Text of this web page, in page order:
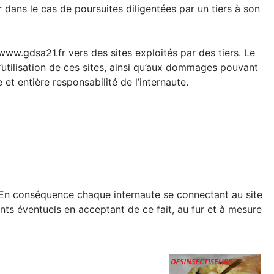
le cas de poursuites diligentées par un tiers à son
vers des sites exploités par des tiers. Le
de ces sites, ainsi qu’aux dommages pouvant
entière responsabilité de l’internaute.
conséquence chaque internaute se connectant au site
éventuels en acceptant de ce fait, au fur et à mesure